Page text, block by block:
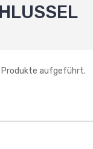
Produkte aufgeführt.